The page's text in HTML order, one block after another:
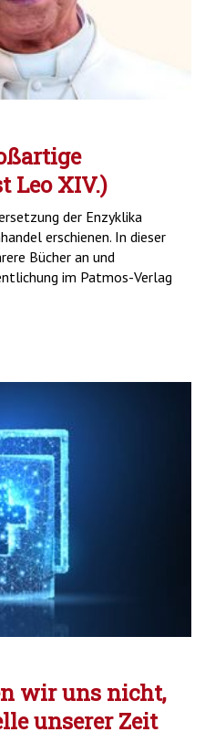
Leo XIV.)
der Enzyklika
erschienen. In dieser
Bücher an und
im Patmos-Verlag
wir uns nicht,
unserer Zeit